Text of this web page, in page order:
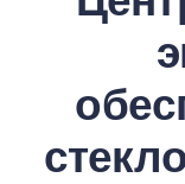
Проект Кейс
Запросить
Новости